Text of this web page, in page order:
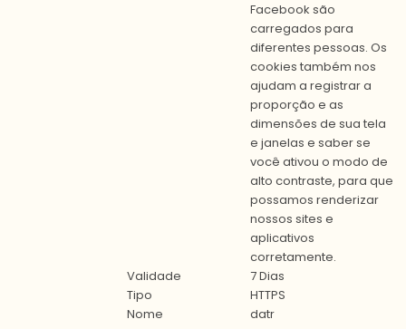
Facebook são
carregados para
diferentes pessoas. Os
cookies também nos
ajudam a registrar a
proporção e as
dimensões de sua tela
e janelas e saber se
você ativou o modo de
alto contraste, para que
possamos renderizar
nossos sites e
aplicativos
corretamente.
Validade
7 Dias
Tipo
HTTPS
Nome
datr